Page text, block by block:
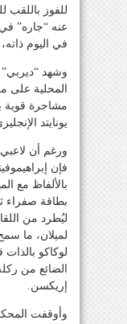
عنه “جاره”
في اليوم ذاته،
وشهد
مشاجرة قوية
يونايتد
ورغم أن لاعبي
فإن
بالألفاظ مع
بطاقة صفراء
ليُطرد من
لميلان، ما
لوكاكو
الضائع من
إريكسن.
وأوقفت